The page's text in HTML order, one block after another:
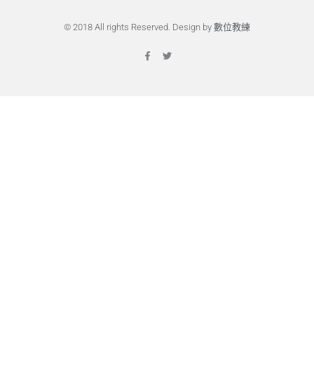
© 2018 All rights Reserved. Design by 數位教練